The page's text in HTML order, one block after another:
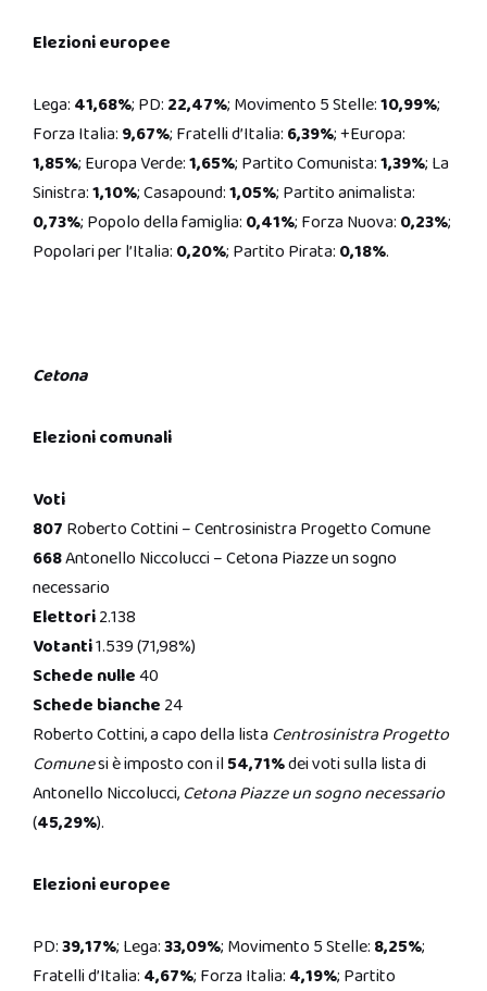
Elezioni europee
Lega: 41,68%; PD: 22,47%; Movimento 5 Stelle:10,99%;
Forza Italia: 9,67%; Fratelli d’Italia: 6,39%; +Europa:
1,85%; Europa Verde:1,65%; Partito Comunista:1,39%; La
Sinistra:1,10%; Casapound:1,05%; Partito animalista:
0,73%; Popolo della famiglia: 0,41%; Forza Nuova: 0,23%;
Popolari per l’Italia: 0,20%; Partito Pirata: 0,18%.
Cetona
Elezioni comunali
Voti
807 Roberto Cottini – Centrosinistra Progetto Comune
668Antonello Niccolucci – Cetona Piazze un sogno
necessario
Elettori2.138
Votanti1.539 (71,98%)
Schede nulle40
Schede bianche 24
Roberto Cottini, a capo della lista Centrosinistra Progetto
Comunesi è imposto con il 54,71%dei voti sulla lista di
Antonello Niccolucci,Cetona Piazze un sogno necessario
(45,29%).
Elezioni europee
PD:39,17%; Lega:33,09%; Movimento 5 Stelle: 8,25%;
Fratelli d’Italia: 4,67%; Forza Italia: 4,19%; Partito